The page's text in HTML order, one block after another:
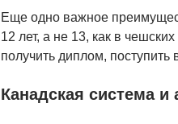
Еще одно важное
12 лет, а не 13, как в
получить диплом, поступить
Канадская система и